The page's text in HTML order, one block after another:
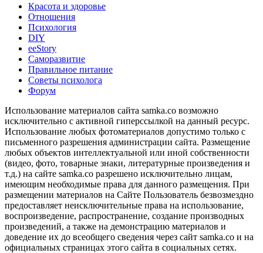
Красота и здоровье
Отношения
Психология
DIY
ееStory
Саморазвитие
Правильное питание
Советы психолога
Форум
Использование материалов сайта samka.co возможно
исключительно с активной гиперссылкой на данный ресурс.
Использование любых фотоматериалов допустимо только с
письменного разрешения администрации сайта. Размещение
любых объектов интеллектуальной или иной собственности
(видео, фото, товарные знаки, литературные произведения и
т.д.) на сайте samka.co разрешено исключительно лицам,
имеющим необходимые права для данного размещения. При
размещении материалов на Сайте Пользователь безвозмездно
предоставляет неисключительные права на использование,
воспроизведение, распространение, создание производных
произведений, а также на демонстрацию материалов и
доведение их до всеобщего сведения через сайт samka.co и на
официальных страницах этого сайта в социальных сетях.